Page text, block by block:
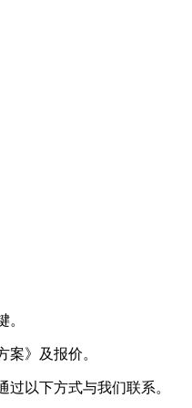
。
案》及报价。
以下方式与我们联系。